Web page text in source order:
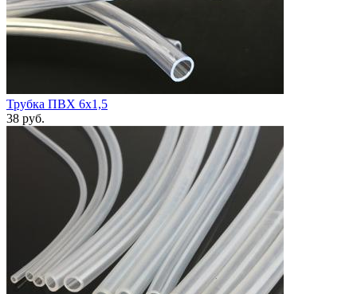
Трубка ПВХ 6х1,5
38 руб.